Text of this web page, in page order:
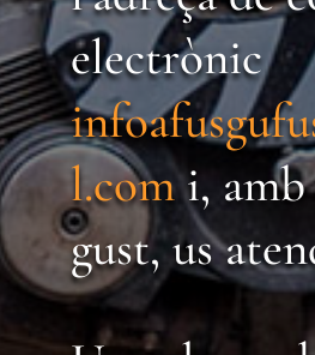
electrònic
l.comi, amb
gust, us